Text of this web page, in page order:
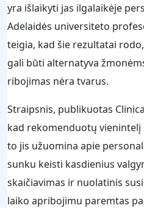
yra išlaikyti jas ilgalaikėje
Adelaidės universiteto
teigia, kad šie rezultatai
gali būti alternatyva
ribojimas nėra tvarus.
Straipsnis, publikuotas
kad rekomenduotų
to jis užuomina apie
sunku keisti kasdienius
skaičiavimas ir nuolatinis
laiko apribojimu paremtas